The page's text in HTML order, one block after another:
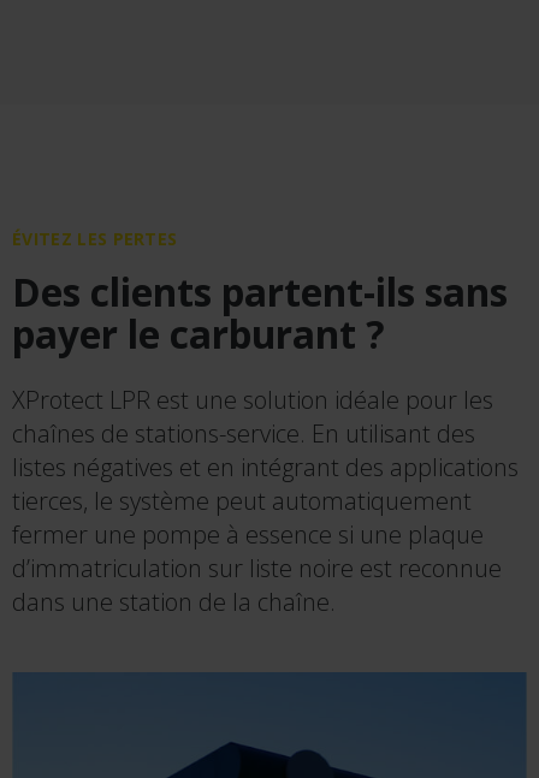
ÉVITEZ LES PERTES
Des clients partent-ils sans
payer le carburant ?
XProtect LPR est une solution idéale pour les
chaînes de stations-service. En utilisant des
listes négatives et en intégrant des applications
tierces, le système peut automatiquement
fermer une pompe à essence si une plaque
d’immatriculation sur liste noire est reconnue
dans une station de la chaîne.